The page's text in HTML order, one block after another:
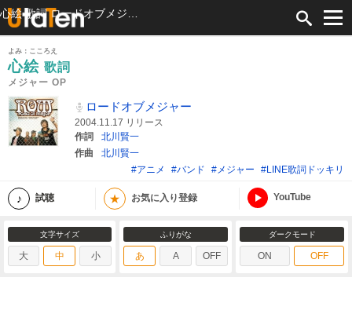
よみ：こころえ
心絵 歌詞
メジャー OP
ロードオブメジャー
2004.11.17 リリース
作詞
北川賢一
作曲
北川賢一
#アニメ
#バンド #メジャー #LINE歌詞ドッキリ
試聴 ★ お気に入り登録 YouTube
文字サイズ
大 中 小
ふりがな
あ A OFF
ダークモード
ON OFF